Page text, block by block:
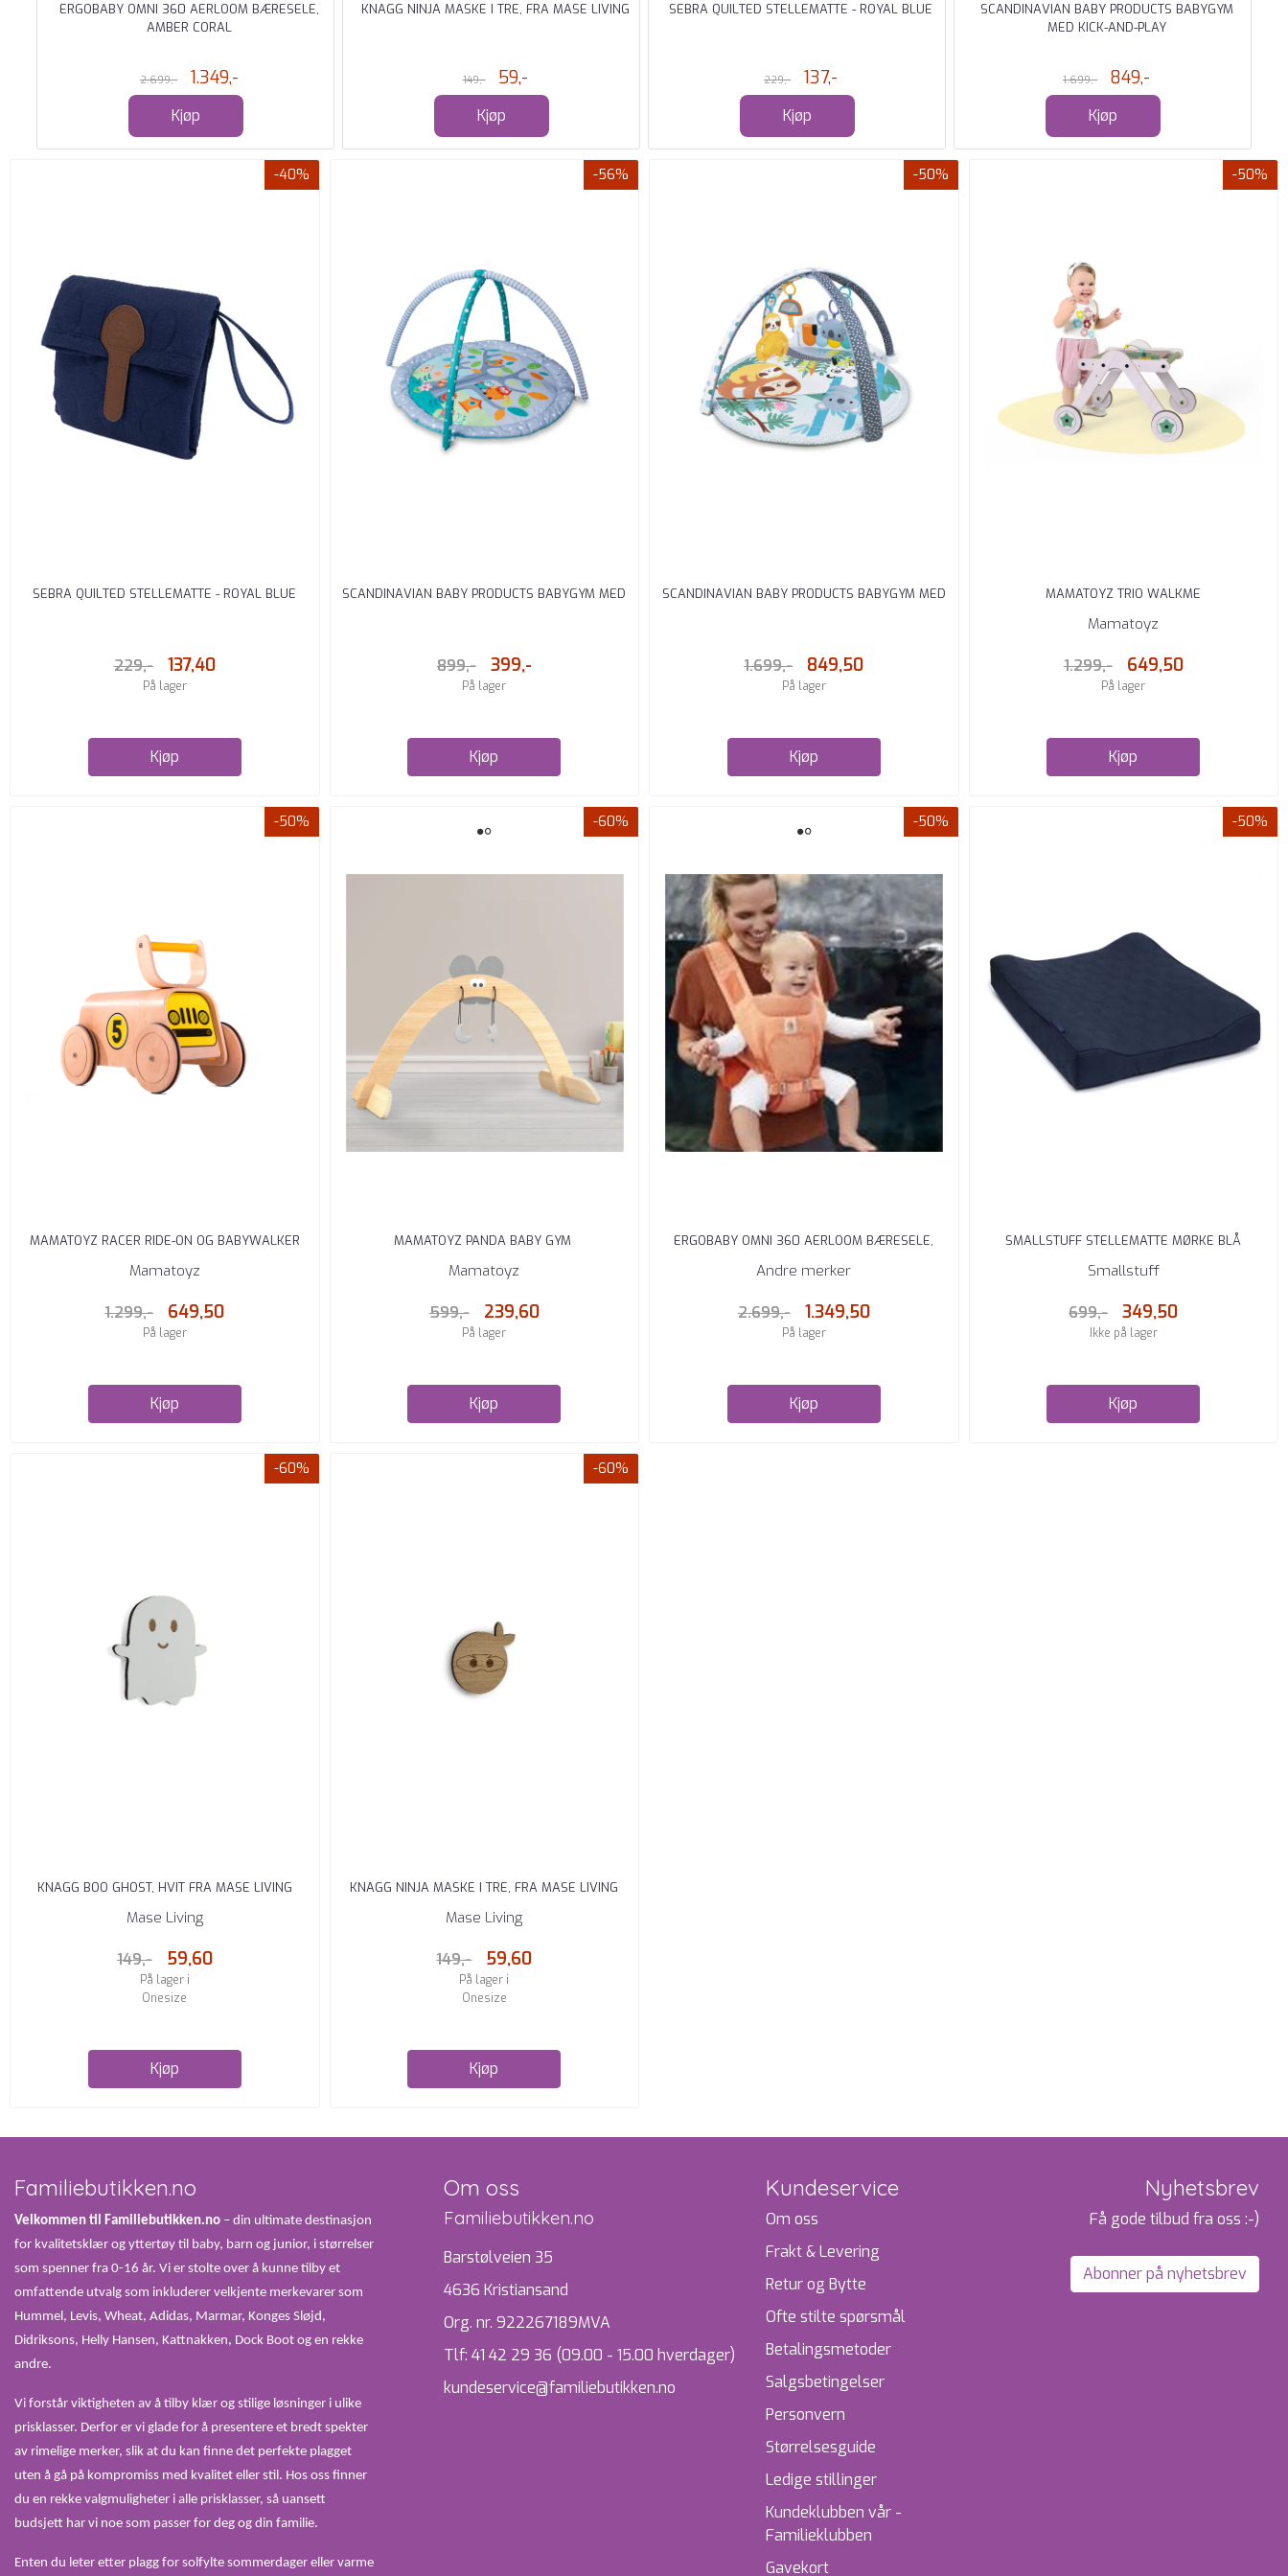
ERGOBABY OMNI 360 AERLOOM BÆRESELE,
AMBER CORAL
2.699,- 1.349,-
Kjøp
KNAGG NINJA MASKE I TRE, FRA MASE LIVING
149,- 59,-
Kjøp
SEBRA QUILTED STELLEMATTE - ROYAL BLUE
229,- 137,-
Kjøp
SCANDINAVIAN BABY PRODUCTS BABYGYM
MED KICK-AND-PLAY
1.699,- 849,-
Kjøp
-40%
SEBRA QUILTED STELLEMATTE - ROYAL BLUE
229,- 137,40
På lager
Kjøp
-56%
SCANDINAVIAN BABY PRODUCTS BABYGYM MED
899,- 399,-
På lager
Kjøp
-50%
SCANDINAVIAN BABY PRODUCTS BABYGYM MED
1.699,- 849,50
På lager
Kjøp
-50%
MAMATOYZ TRIO WALKME
Mamatoyz
1.299,- 649,50
På lager
Kjøp
-50%
MAMATOYZ RACER RIDE-ON OG BABYWALKER
Mamatoyz
1.299,- 649,50
På lager
Kjøp
-60%
MAMATOYZ PANDA BABY GYM
Mamatoyz
599,- 239,60
På lager
Kjøp
-50%
ERGOBABY OMNI 360 AERLOOM BÆRESELE,
AMBER CORAL
Andre merker
2.699,- 1.349,50
På lager
Kjøp
-50%
SMALLSTUFF STELLEMATTE MØRKE BLÅ
Smallstuff
699,- 349,50
Ikke på lager
Kjøp
-60%
KNAGG BOO GHOST, HVIT FRA MASE LIVING
Mase Living
149,- 59,60
På lager i
Onesize
Kjøp
-60%
KNAGG NINJA MASKE I TRE, FRA MASE LIVING
Mase Living
149,- 59,60
På lager i
Onesize
Kjøp
Familiebutikken.no
Velkommen til Familiebutikken.no – din ultimate destinasjon
for kvalitetsklær og yttertøy til baby, barn og junior, i størrelser
som spenner fra 0-16 år. Vi er stolte over å kunne tilby et
omfattende utvalg som inkluderer velkjente merkevarer som
Hummel, Levis, Wheat, Adidas, Marmar, Konges Sløjd,
Didriksons, Helly Hansen, Kattnakken, Dock Boot og en rekke
andre.
Vi forstår viktigheten av å tilby klær og stilige løsninger i ulike
prisklasser. Derfor er vi glade for å presentere et bredt spekter
av rimelige merker, slik at du kan finne det perfekte plagget
uten å gå på kompromiss med kvalitet eller stil. Hos oss finner
du en rekke valgmuligheter i alle prisklasser, så uansett
budsjett har vi noe som passer for deg og din familie.
Enten du leter etter plagg for solfylte sommerdager eller varme
Om oss
Familiebutikken.no
Barstølveien 35
4636 Kristiansand
Org. nr. 922267189MVA
Tlf: 41 42 29 36 (09.00 - 15.00 hverdager)
kundeservice@familiebutikken.no
Kundeservice
Om oss
Frakt & Levering
Retur og Bytte
Ofte stilte spørsmål
Betalingsmetoder
Salgsbetingelser
Personvern
Størrelsesguide
Ledige stillinger
Kundeklubben vår -
Familieklubben
Gavekort
Nyhetsbrev
Få gode tilbud fra oss :-)
Abonner på nyhetsbrev